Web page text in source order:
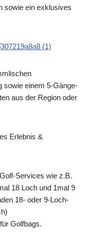
sowie ein exklusives
sowie einem 5-Gänge-
aus der Region oder
Erlebnis &
Services wie z.B.
18 Loch und 1mal 9
18- oder 9-Loch-
Golfbags.